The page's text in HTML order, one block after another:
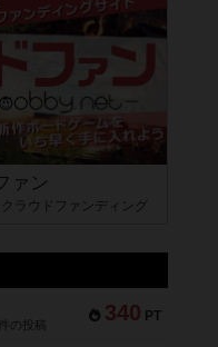
ァン
ラウドファンディング
340 PT
の投稿